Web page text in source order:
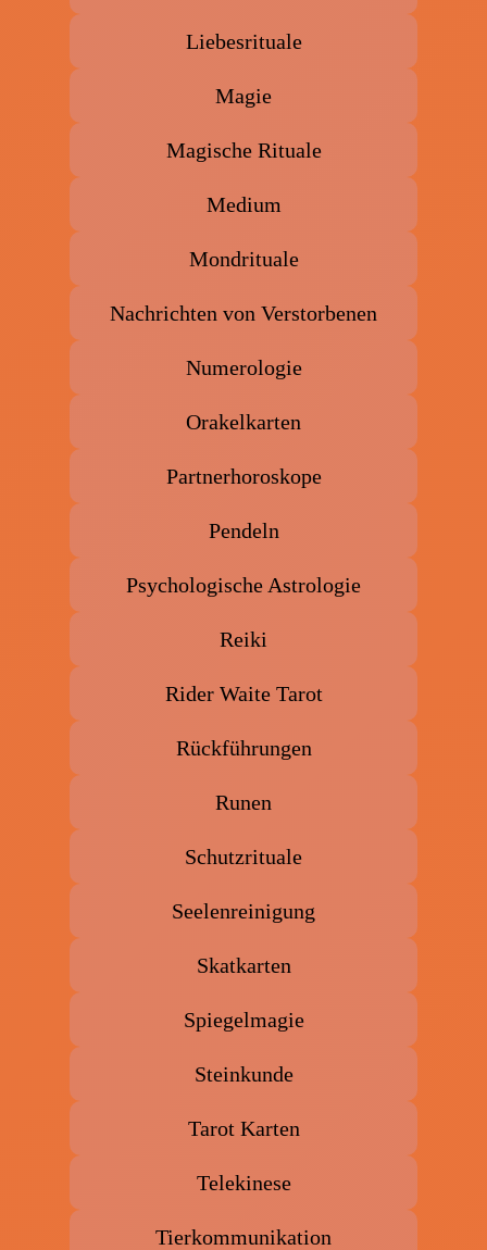
Liebesrituale
Magie
Magische Rituale
Medium
Mondrituale
Nachrichten von Verstorbenen
Numerologie
Orakelkarten
Partnerhoroskope
Pendeln
Psychologische Astrologie
Reiki
Rider Waite Tarot
Rückführungen
Runen
Schutzrituale
Seelenreinigung
Skatkarten
Spiegelmagie
Steinkunde
Tarot Karten
Telekinese
Tierkommunikation